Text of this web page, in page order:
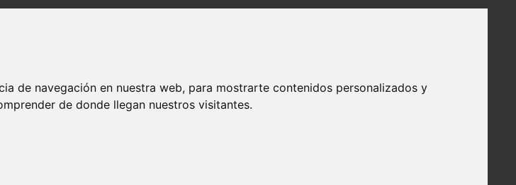
de navegación en nuestra web, para mostrarte contenidos personalizados y
de donde llegan nuestros visitantes.